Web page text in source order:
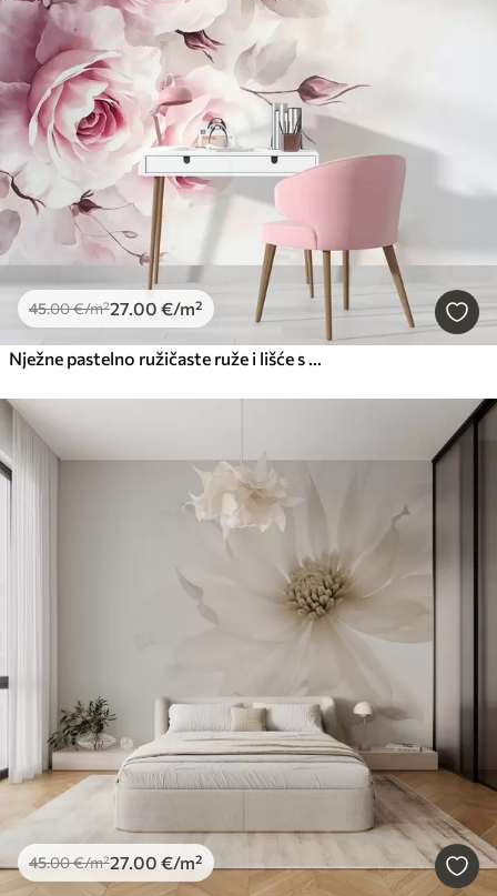
45.00€/m²27 .00 €/m²
45.00€/m²27 .00 €/m²